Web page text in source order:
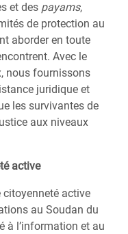
et des payams,
de protection au
aborder en toute
Avec le
nous fournissons
juridique et
les survivantes de
aux niveaux
active
citoyenneté active
au Soudan du
à l’information et au